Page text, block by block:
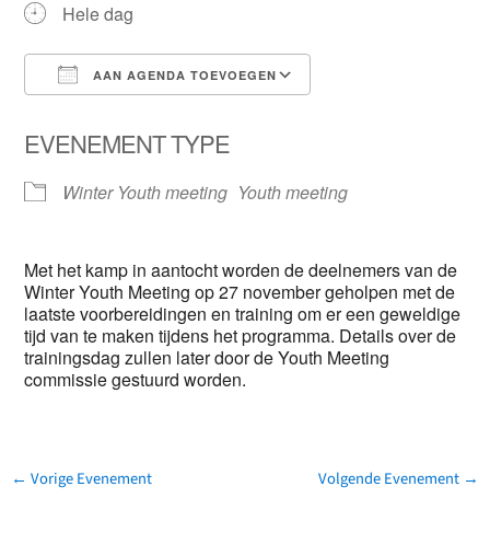
Hele dag
AAN AGENDA TOEVOEGEN
EVENEMENT TYPE
Winter Youth meeting Youth meeting
Met het kamp in aantocht worden de deelnemers van de
Winter Youth Meeting op 27 november geholpen met de
laatste voorbereidingen en training om er een geweldige
tijd van te maken tijdens het programma. Details over de
trainingsdag zullen later door de Youth Meeting
commissie gestuurd worden.
← Vorige Evenement Volgende Evenement →